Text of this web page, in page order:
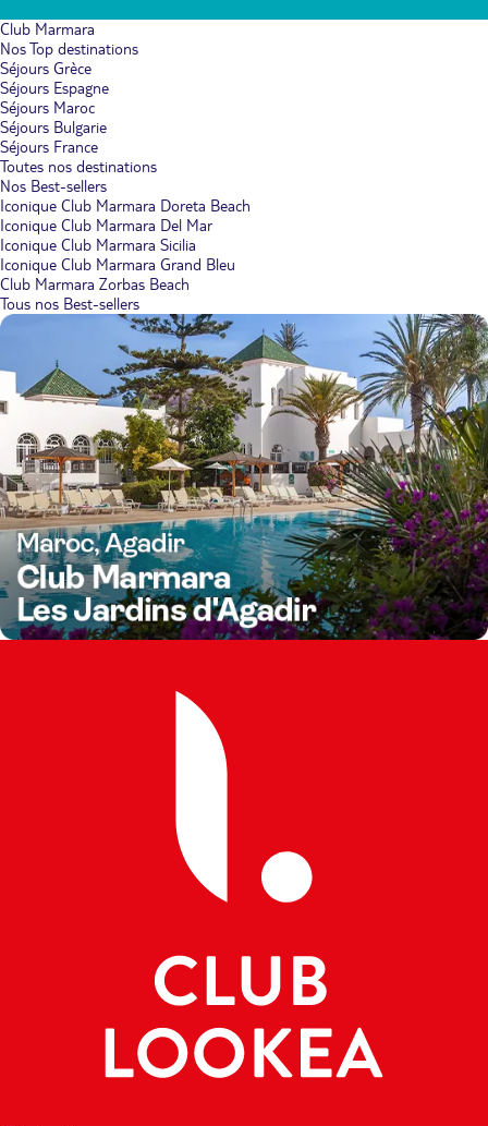
Club Marmara
Nos Top destinations
Séjours Grèce
Séjours Espagne
Séjours Maroc
Séjours Bulgarie
Séjours France
Toutes nos destinations
Nos Best-sellers
Iconique Club Marmara Doreta Beach
Iconique Club Marmara Del Mar
Iconique Club Marmara Sicilia
Iconique Club Marmara Grand Bleu
Club Marmara Zorbas Beach
Tous nos Best-sellers